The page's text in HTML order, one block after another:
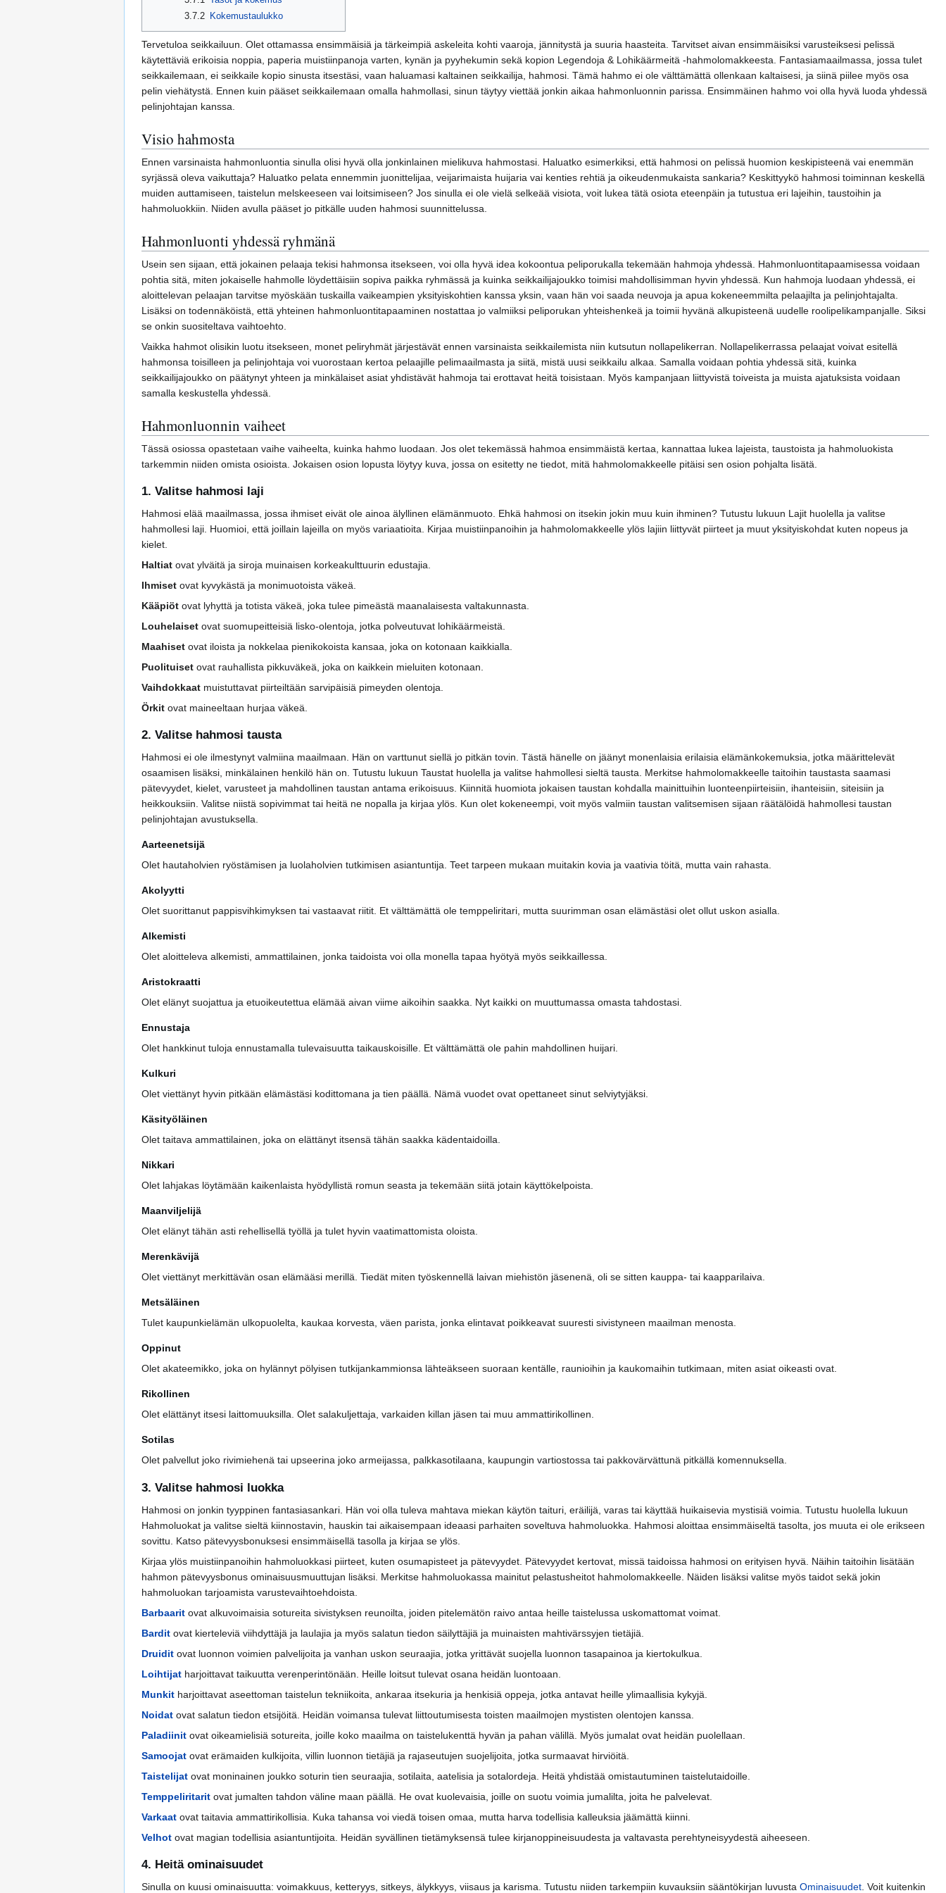
3.7.2 Kokemustaulukko
Tervetuloa seikkailuun. Olet ottamassa ensimmäisiä ja tärkeimpiä askeleita kohti vaaroja, jännitystä ja suuria haasteita. Tarvitset aivan ensimmäisiksi varusteiksesi pelissä
käytettäviä erikoisia noppia, paperia muistiinpanoja varten, kynän ja pyyhekumin sekä kopion Legendoja & Lohikäärmeitä -hahmolomakkeesta. Fantasiamaailmassa, jossa tulet
seikkailemaan, ei seikkaile kopio sinusta itsestäsi, vaan haluamasi kaltainen seikkailija, hahmosi. Tämä hahmo ei ole välttämättä ollenkaan kaltaisesi, ja siinä piilee myös osa
pelin viehätystä. Ennen kuin pääset seikkailemaan omalla hahmollasi, sinun täytyy viettää jonkin aikaa hahmonluonnin parissa. Ensimmäinen hahmo voi olla hyvä luoda yhdessä
pelinjohtajan kanssa.
Visio hahmosta
Ennen varsinaista hahmonluontia sinulla olisi hyvä olla jonkinlainen mielikuva hahmostasi. Haluatko esimerkiksi, että hahmosi on pelissä huomion keskipisteenä vai enemmän
syrjässä oleva vaikuttaja? Haluatko pelata ennemmin juonittelijaa, veijarimaista huijaria vai kenties rehtiä ja oikeudenmukaista sankaria? Keskittyykö hahmosi toiminnan keskellä
muiden auttamiseen, taistelun melskeeseen vai loitsimiseen? Jos sinulla ei ole vielä selkeää visiota, voit lukea tätä osiota eteenpäin ja tutustua eri lajeihin, taustoihin ja
hahmoluokkiin. Niiden avulla pääset jo pitkälle uuden hahmosi suunnittelussa.
Hahmonluonti yhdessä ryhmänä
Usein sen sijaan, että jokainen pelaaja tekisi hahmonsa itsekseen, voi olla hyvä idea kokoontua peliporukalla tekemään hahmoja yhdessä. Hahmonluontitapaamisessa voidaan
pohtia sitä, miten jokaiselle hahmolle löydettäisiin sopiva paikka ryhmässä ja kuinka seikkailijajoukko toimisi mahdollisimman hyvin yhdessä. Kun hahmoja luodaan yhdessä, ei
aloittelevan pelaajan tarvitse myöskään tuskailla vaikeampien yksityiskohtien kanssa yksin, vaan hän voi saada neuvoja ja apua kokeneemmilta pelaajilta ja pelinjohtajalta.
Lisäksi on todennäköistä, että yhteinen hahmonluontitapaaminen nostattaa jo valmiiksi peliporukan yhteishenkeä ja toimii hyvänä alkupisteenä uudelle roolipelikampanjalle. Siksi
se onkin suositeltava vaihtoehto.
Vaikka hahmot olisikin luotu itsekseen, monet peliryhmät järjestävät ennen varsinaista seikkailemista niin kutsutun nollapelikerran. Nollapelikerrassa pelaajat voivat esitellä
hahmonsa toisilleen ja pelinjohtaja voi vuorostaan kertoa pelaajille pelimaailmasta ja siitä, mistä uusi seikkailu alkaa. Samalla voidaan pohtia yhdessä sitä, kuinka
seikkailijajoukko on päätynyt yhteen ja minkälaiset asiat yhdistävät hahmoja tai erottavat heitä toisistaan. Myös kampanjaan liittyvistä toiveista ja muista ajatuksista voidaan
samalla keskustella yhdessä.
Hahmonluonnin vaiheet
Tässä osiossa opastetaan vaihe vaiheelta, kuinka hahmo luodaan. Jos olet tekemässä hahmoa ensimmäistä kertaa, kannattaa lukea lajeista, taustoista ja hahmoluokista
tarkemmin niiden omista osioista. Jokaisen osion lopusta löytyy kuva, jossa on esitetty ne tiedot, mitä hahmolomakkeelle pitäisi sen osion pohjalta lisätä.
1. Valitse hahmosi laji
Hahmosi elää maailmassa, jossa ihmiset eivät ole ainoa älyllinen elämänmuoto. Ehkä hahmosi on itsekin jokin muu kuin ihminen? Tutustu lukuun Lajit huolella ja valitse
hahmollesi laji. Huomioi, että joillain lajeilla on myös variaatioita. Kirjaa muistiinpanoihin ja hahmolomakkeelle ylös lajiin liittyvät piirteet ja muut yksityiskohdat kuten nopeus ja
kielet.
Haltiat ovat ylväitä ja siroja muinaisen korkeakulttuurin edustajia.
Ihmiset ovat kyvykästä ja monimuotoista väkeä.
Kääpiöt ovat lyhyttä ja totista väkeä, joka tulee pimeästä maanalaisesta valtakunnasta.
Louhelaiset ovat suomupeitteisiä lisko-olentoja, jotka polveutuvat lohikäärmeistä.
Maahiset ovat iloista ja nokkelaa pienikokoista kansaa, joka on kotonaan kaikkialla.
Puolituiset ovat rauhallista pikkuväkeä, joka on kaikkein mieluiten kotonaan.
Vaihdokkaat muistuttavat piirteiltään sarvipäisiä pimeyden olentoja.
Örkit ovat maineeltaan hurjaa väkeä.
2. Valitse hahmosi tausta
Hahmosi ei ole ilmestynyt valmiina maailmaan. Hän on varttunut siellä jo pitkän tovin. Tästä hänelle on jäänyt monenlaisia erilaisia elämänkokemuksia, jotka määrittelevät
osaamisen lisäksi, minkälainen henkilö hän on. Tutustu lukuun Taustat huolella ja valitse hahmollesi sieltä tausta. Merkitse hahmolomakkeelle taitoihin taustasta saamasi
pätevyydet, kielet, varusteet ja mahdollinen taustan antama erikoisuus. Kiinnitä huomiota jokaisen taustan kohdalla mainittuihin luonteenpiirteisiin, ihanteisiin, siteisiin ja
heikkouksiin. Valitse niistä sopivimmat tai heitä ne nopalla ja kirjaa ylös. Kun olet kokeneempi, voit myös valmiin taustan valitsemisen sijaan räätälöidä hahmollesi taustan
pelinjohtajan avustuksella.
Aarteenetsijä
Olet hautaholvien ryöstämisen ja luolaholvien tutkimisen asiantuntija. Teet tarpeen mukaan muitakin kovia ja vaativia töitä, mutta vain rahasta.
Akolyytti
Olet suorittanut pappisvihkimyksen tai vastaavat riitit. Et välttämättä ole temppeliritari, mutta suurimman osan elämästäsi olet ollut uskon asialla.
Alkemisti
Olet aloitteleva alkemisti, ammattilainen, jonka taidoista voi olla monella tapaa hyötyä myös seikkaillessa.
Aristokraatti
Olet elänyt suojattua ja etuoikeutettua elämää aivan viime aikoihin saakka. Nyt kaikki on muuttumassa omasta tahdostasi.
Ennustaja
Olet hankkinut tuloja ennustamalla tulevaisuutta taikauskoisille. Et välttämättä ole pahin mahdollinen huijari.
Kulkuri
Olet viettänyt hyvin pitkään elämästäsi kodittomana ja tien päällä. Nämä vuodet ovat opettaneet sinut selviytyjäksi.
Käsityöläinen
Olet taitava ammattilainen, joka on elättänyt itsensä tähän saakka kädentaidoilla.
Nikkari
Olet lahjakas löytämään kaikenlaista hyödyllistä romun seasta ja tekemään siitä jotain käyttökelpoista.
Maanviljelijä
Olet elänyt tähän asti rehellisellä työllä ja tulet hyvin vaatimattomista oloista.
Merenkävijä
Olet viettänyt merkittävän osan elämääsi merillä. Tiedät miten työskennellä laivan miehistön jäsenenä, oli se sitten kauppa- tai kaapparilaiva.
Metsäläinen
Tulet kaupunkielämän ulkopuolelta, kaukaa korvesta, väen parista, jonka elintavat poikkeavat suuresti sivistyneen maailman menosta.
Oppinut
Olet akateemikko, joka on hylännyt pölyisen tutkijankammionsa lähteäkseen suoraan kentälle, raunioihin ja kaukomaihin tutkimaan, miten asiat oikeasti ovat.
Rikollinen
Olet elättänyt itsesi laittomuuksilla. Olet salakuljettaja, varkaiden killan jäsen tai muu ammattirikollinen.
Sotilas
Olet palvellut joko rivimiehenä tai upseerina joko armeijassa, palkkasotilaana, kaupungin vartiostossa tai pakkovärvättunä pitkällä komennuksella.
3. Valitse hahmosi luokka
Hahmosi on jonkin tyyppinen fantasiasankari. Hän voi olla tuleva mahtava miekan käytön taituri, eräilijä, varas tai käyttää huikaisevia mystisiä voimia. Tutustu huolella lukuun
Hahmoluokat ja valitse sieltä kiinnostavin, hauskin tai aikaisempaan ideaasi parhaiten soveltuva hahmoluokka. Hahmosi aloittaa ensimmäiseltä tasolta, jos muuta ei ole erikseen
sovittu. Katso pätevyysbonuksesi ensimmäisellä tasolla ja kirjaa se ylös.
Kirjaa ylös muistiinpanoihin hahmoluokkasi piirteet, kuten osumapisteet ja pätevyydet. Pätevyydet kertovat, missä taidoissa hahmosi on erityisen hyvä. Näihin taitoihin lisätään
hahmon pätevyysbonus ominaisuusmuuttujan lisäksi. Merkitse hahmoluokassa mainitut pelastusheitot hahmolomakkeelle. Näiden lisäksi valitse myös taidot sekä jokin
hahmoluokan tarjoamista varustevaihtoehdoista.
Barbaarit ovat alkuvoimaisia sotureita sivistyksen reunoilta, joiden pitelemätön raivo antaa heille taistelussa uskomattomat voimat.
Bardit ovat kierteleviä viihdyttäjä ja laulajia ja myös salatun tiedon säilyttäjiä ja muinaisten mahtivärssyjen tietäjiä.
Druidit ovat luonnon voimien palvelijoita ja vanhan uskon seuraajia, jotka yrittävät suojella luonnon tasapainoa ja kiertokulkua.
Loihtijat harjoittavat taikuutta verenperintönään. Heille loitsut tulevat osana heidän luontoaan.
Munkit harjoittavat aseettoman taistelun tekniikoita, ankaraa itsekuria ja henkisiä oppeja, jotka antavat heille ylimaallisia kykyjä.
Noidat ovat salatun tiedon etsijöitä. Heidän voimansa tulevat liittoutumisesta toisten maailmojen mystisten olentojen kanssa.
Paladiinit ovat oikeamielisiä sotureita, joille koko maailma on taistelukenttä hyvän ja pahan välillä. Myös jumalat ovat heidän puolellaan.
Samoojat ovat erämaiden kulkijoita, villin luonnon tietäjiä ja rajaseutujen suojelijoita, jotka surmaavat hirviöitä.
Taistelijat ovat moninainen joukko soturin tien seuraajia, sotilaita, aatelisia ja sotalordeja. Heitä yhdistää omistautuminen taistelutaidoille.
Temppeliritarit ovat jumalten tahdon väline maan päällä. He ovat kuolevaisia, joille on suotu voimia jumalilta, joita he palvelevat.
Varkaat ovat taitavia ammattirikollisia. Kuka tahansa voi viedä toisen omaa, mutta harva todellisia kalleuksia jäämättä kiinni.
Velhot ovat magian todellisia asiantuntijoita. Heidän syvällinen tietämyksensä tulee kirjanoppineisuudesta ja valtavasta perehtyneisyydestä aiheeseen.
4. Heitä ominaisuudet
Sinulla on kuusi ominaisuutta: voimakkuus, ketteryys, sitkeys, älykkyys, viisaus ja karisma. Tutustu niiden tarkempiin kuvauksiin sääntökirjan luvusta Ominaisuudet. Voit kuitenkin